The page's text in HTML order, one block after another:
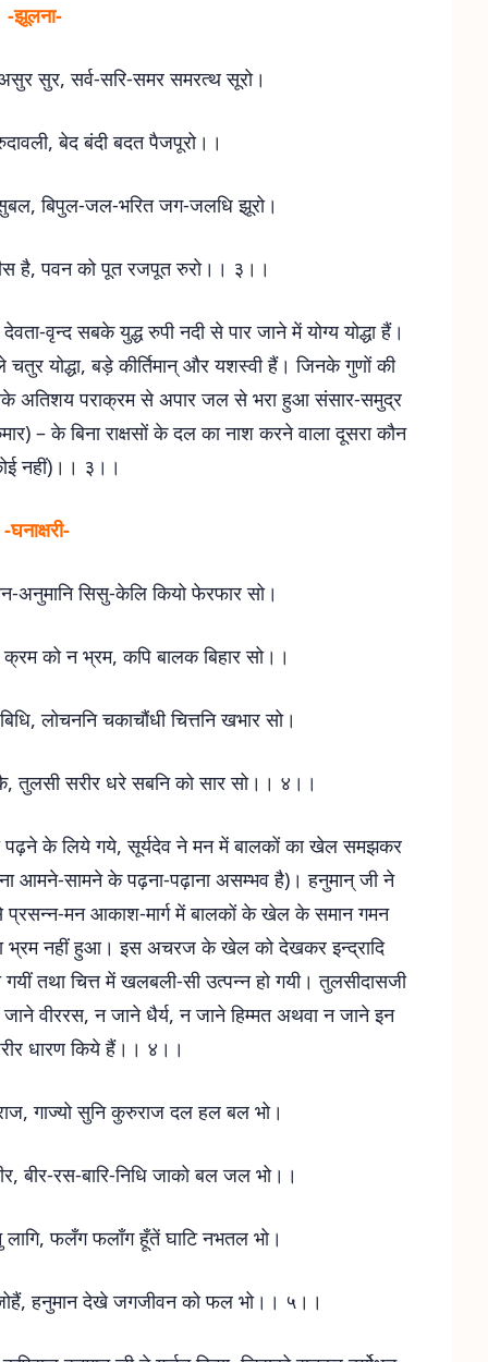
-झूलना-
सुर, सर्व-सरि-समर समरत्थ सूरो।
बेद बंदी बदत पैजपूरो।।
बिपुल-जल-भरित जग-जलधि झूरो।
है, पवन को पूत रजपूत रुरो।। ३।।
वृन्द सबके युद्ध रुपी नदी से पार जाने में योग्य योद्धा हैं।
योद्धा, बड़े कीर्तिमान् और यशस्वी हैं। जिनके गुणों की
अतिशय पराक्रम से अपार जल से भरा हुआ संसार-समुद्र
– के बिना राक्षसों के दल का नाश करने वाला दूसरा कौन
नहीं)।। ३।।
-घनाक्षरी-
अनुमानि सिसु-केलि कियो फेरफार सो।
को न भ्रम, कपि बालक बिहार सो।।
लोचननि चकाचौंधी चित्तनि खभार सो।
तुलसी सरीर धरे सबनि को सार सो।। ४।।
पढ़ने के लिये गये, सूर्यदेव ने मन में बालकों का खेल समझकर
आमने-सामने के पढ़ना-पढ़ाना असम्भव है)। हनुमान् जी ने
मन आकाश-मार्ग में बालकों के खेल के समान गमन
भ्रम नहीं हुआ। इस अचरज के खेल को देखकर इन्द्रादि
तथा चित्त में खलबली-सी उत्पन्न हो गयी। तुलसीदासजी
वीररस, न जाने धैर्य, न जाने हिम्मत अथवा न जाने इन
धारण किये हैं।। ४।।
गाज्यो सुनि कुरुराज दल हल बल भो।
बीर-रस-बारि-निधि जाको बल जल भो।।
लागि, फलँग फलाँग हूँतें घाटि नभतल भो।
जोहैं, हनुमान देखे जगजीवन को फल भो।। ५।।